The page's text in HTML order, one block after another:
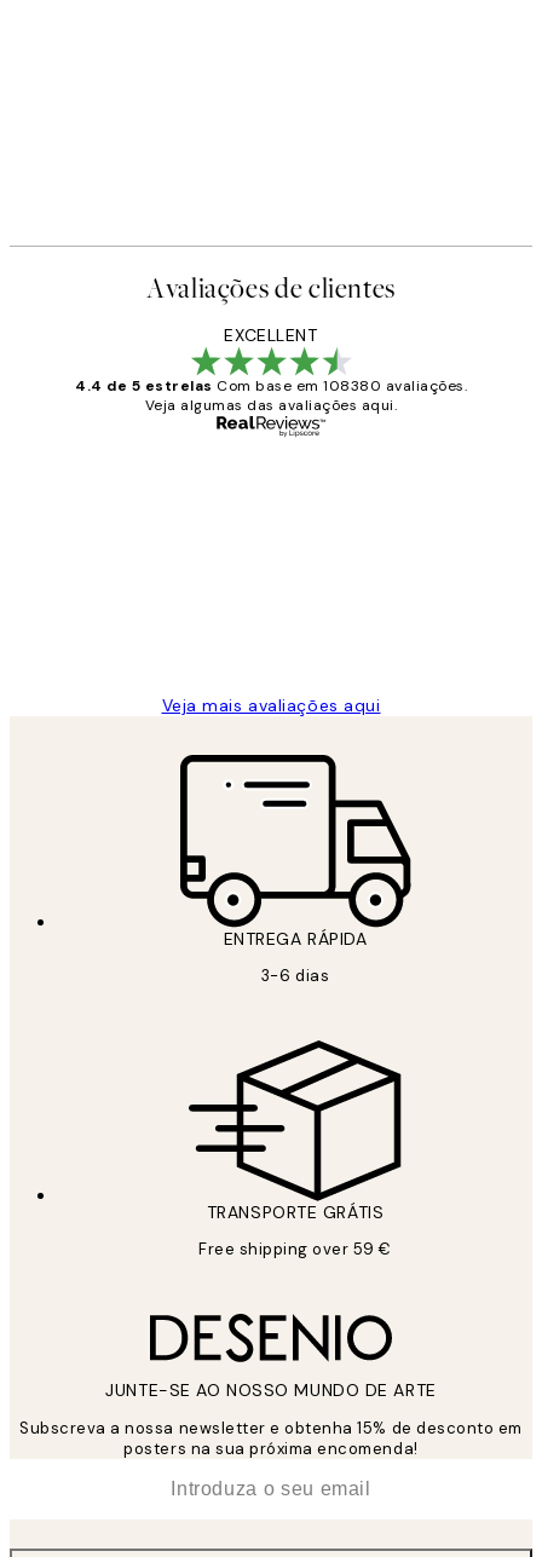
Avaliações de clientes
EXCELLENT
4.4 de 5 estrelas Com base em 108380 avaliações.
Veja algumas das avaliações aqui.
Veja mais avaliações aqui
ENTREGA RÁPIDA
3-6 dias
TRANSPORTE GRÁTIS
Free shipping over 59 €
JUNTE-SE AO NOSSO MUNDO DE ARTE
Subscreva a nossa newsletter e obtenha 15% de desconto em
posters na sua próxima encomenda!